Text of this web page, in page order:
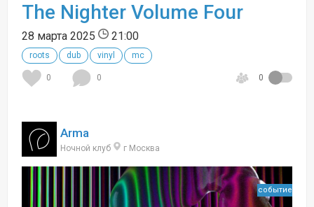
The Nighter Volume Four
28 марта 2025 21:00
roots dub vinyl mc
0 0 0
Arma
Ночной клуб г Москва
событие